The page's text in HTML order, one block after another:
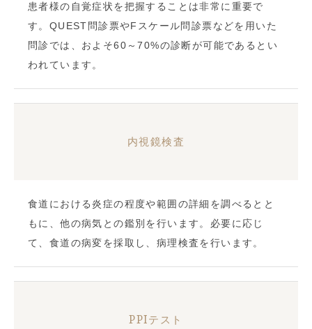
患者様の自覚症状を把握することは非常に重要で
す。QUEST問診票やFスケール問診票などを用いた
問診では、およそ60～70%の診断が可能であるとい
われています。
内視鏡検査
食道における炎症の程度や範囲の詳細を調べるとと
もに、他の病気との鑑別を行います。必要に応じ
て、食道の病変を採取し、病理検査を行います。
PPIテスト